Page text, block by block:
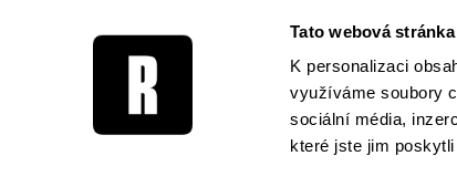
Tato webová
K personalizaci
využíváme soubory
sociální média,
které jste jim